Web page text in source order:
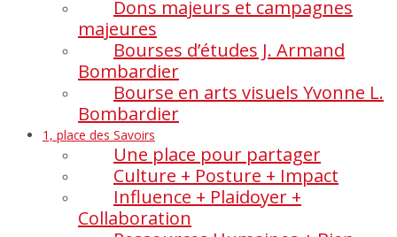
Dons majeurs et campagnes
majeures
Bourses d’études J. Armand
Bombardier
Bourse en arts visuels Yvonne L.
Bombardier
1, place des Savoirs
Une place pour partager
Culture + Posture + Impact
Influence + Plaidoyer +
Collaboration